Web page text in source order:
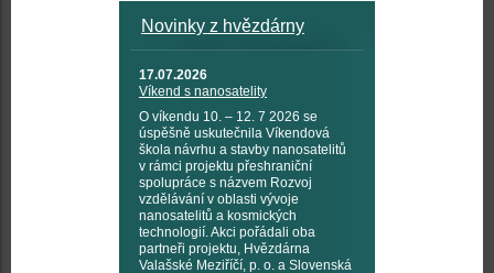
Novinky z hvězdárny
17.07.2026
Víkend s nanosatelity
O víkendu 10. – 12. 7 2026 se
úspěšně uskutečnila Víkendová
škola návrhu a stavby nanosatelitů
v rámci projektu přeshraniční
spolupráce s názvem Rozvoj
vzdělávání v oblasti vývoje
nanosatelitů a kosmických
technologií. Akci pořádali oba
partneři projektu, Hvězdárna
Valašské Meziříčí, p. o. a Slovenská